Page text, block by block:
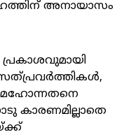
അനായാസം
പ്രകാശവുമായി
കാരണമില്ലാതെ